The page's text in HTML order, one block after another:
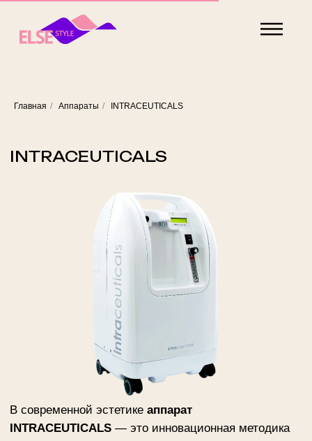
Главная / Аппараты / INTRACEUTICALS
INTRACEUTICALS
аппарат
— это инновационная методика
безинъекционной инфузии активных веществ с
мгновенным эффектом лифтинга и сияния.
Основанная на подаче кислорода под давлением,
технология обеспечивает глубокое проникновение
сыворотки, насыщенной гиалуроновой кислотой,
антиоксидантами и витаминами. Это безопасная
альтернатива инъекциям, идеально подходящая
перед важными событиями или курсом омоложения.
Что такое INTRACEUTICALS
— это процедура кислородной